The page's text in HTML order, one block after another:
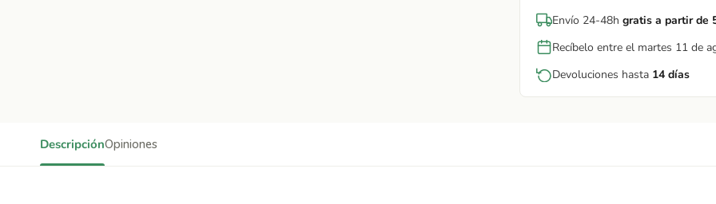
Envío 24-48h gratis a partir de
Recíbelo entre el martes 11 de
Devoluciones hasta 14 días
DescripciónOpiniones